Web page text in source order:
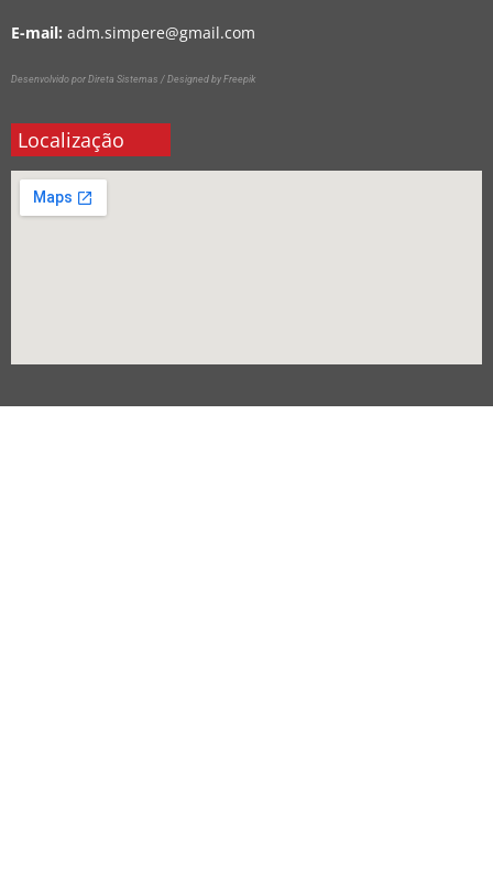
E-mail: adm.simpere@gmail.com
Desenvolvido por Direta Sistemas / Designed by Freepik
Localização